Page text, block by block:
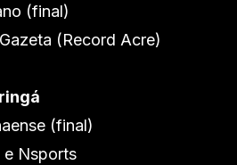
(final)
(Record Acre)
(final)
e Nsports